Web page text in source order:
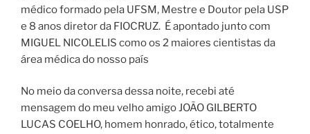
médico formado pela UFSM, Mestre e Doutor pela USP
e 8 anos diretor da FIOCRUZ. É apontado junto com
MIGUEL NICOLELIS como os 2 maiores cientistas da
área médica do nosso país
No meio da conversa dessa noite, recebi até
mensagem do meu velho amigo JOÃO GILBERTO
LUCAS COELHO, homem honrado, ético, totalmente